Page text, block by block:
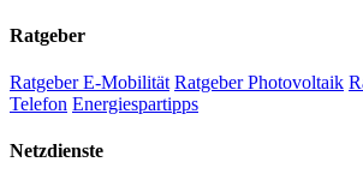
Ratgeber
Ratgeber E-Mobilität Ratgeber Photovoltaik
Telefon Energiespartipps
Netzdienste